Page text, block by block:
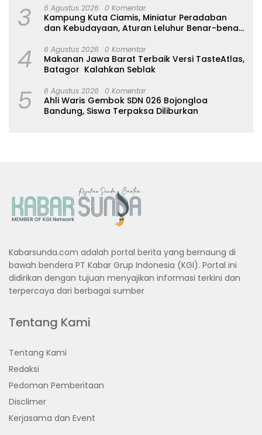
3 6 Agustus 2026 0 Komentar
Kampung Kuta Ciamis, Miniatur Peradaban
dan Kebudayaan, Aturan Leluhur Benar-benar
4 6 Agustus 2026 0 Komentar
Makanan Jawa Barat Terbaik Versi TasteAtlas,
Batagor Kalahkan Seblak
5 6 Agustus 2026 0 Komentar
Ahli Waris Gembok SDN 026 Bojongloa
Bandung, Siswa Terpaksa Diliburkan
Kabarsunda.com adalah portal berita yang bernaung di
bawah bendera PT Kabar Grup Indonesia (KGI). Portal ini
didirikan dengan tujuan menyajikan informasi terkini dan
terpercaya dari berbagai sumber
Tentang Kami
Tentang Kami
Redaksi
Pedoman Pemberitaan
Disclimer
Kerjasama dan Event